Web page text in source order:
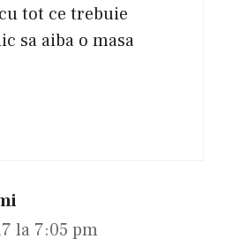
tot ce trebuie
sa aiba o masa
la 7:05 pm